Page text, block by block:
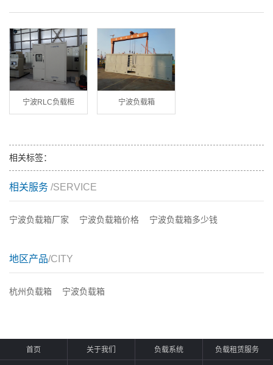
宁波RLC负载柜 宁波负载箱
相关标签：
相关服务 /SERVICE
宁波负载箱厂家 宁波负载箱价格 宁波负载箱多少钱
地区产品/CITY
杭州负载箱 宁波负载箱
首页 关于我们 负载系统 负载租赁服务